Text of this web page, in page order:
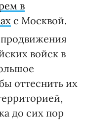
в
с Москвой.
войск в
оттеснить их
до сих пор